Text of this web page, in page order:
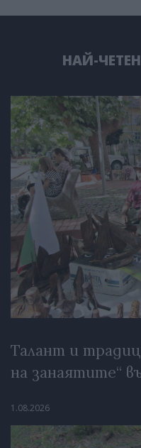
НАЙ-
Талант и
на занаятите“
1.08.2026